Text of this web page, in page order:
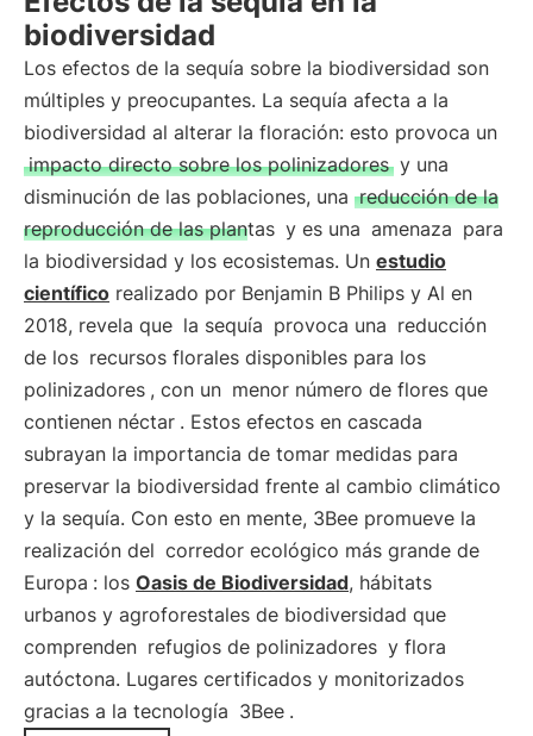
biodiversidad
Los efectos de la sequía sobre la biodiversidad son
múltiples y preocupantes. La sequía afecta a la
biodiversidad al alterar la floración: esto provoca un
impacto directo sobre los polinizadores y una
disminución de las poblaciones, una reducción de la
reproducción de las plantas y es una amenaza para
la biodiversidad y los ecosistemas. Un estudio
científico realizado por Benjamin B Philips y Al en
2018, revela que la sequía provoca una reducción
de los recursos florales disponibles para los
polinizadores , con un menor número de flores que
contienen néctar . Estos efectos en cascada
subrayan la importancia de tomar medidas para
preservar la biodiversidad frente al cambio climático
y la sequía. Con esto en mente, 3Bee promueve la
realización del corredor ecológico más grande de
Europa : los Oasis de Biodiversidad, hábitats
urbanos y agroforestales de biodiversidad que
comprenden refugios de polinizadores y flora
autóctona. Lugares certificados y monitorizados
gracias a la tecnología 3Bee .